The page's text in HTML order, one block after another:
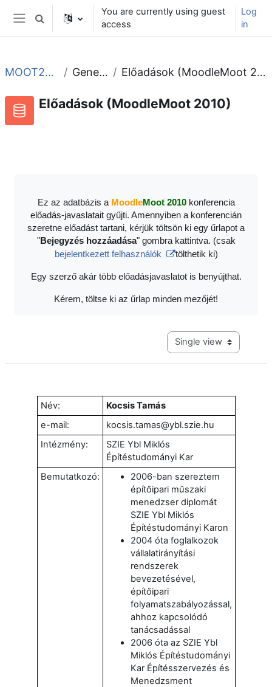
Skip to main content
Side panel
Toggle search input
You are currently using guest
access
Log
in
MOOT2010 General Előadások (MoodleMoot 2010)
Előadások (MoodleMoot 2010)
Ez az adatbázis a MoodleMoot 2010konferencia
előadás-javaslatait gyűjti. Amennyiben a konferencián
szeretne előadást tartani, kérjük töltsön ki egy űrlapot a
"Bejegyzés hozzáadása" gombra kattintva. (csak
bejelentkezett felhasználók
tölthetik ki)
Egy szerző akár több előadásjavaslatot is benyújthat.
Kérem, töltse ki az űrlap minden mezőjét!
View mode tertiary
Név:
Kocsis Tamás
e-mail:
kocsis.tamas@ybl.szie.hu
Intézmény:
SZIE Ybl Miklós
Építéstudományi Kar
Bemutatkozó:
2006-ban szereztem
építőipari műszaki
menedzser diplomát
SZIE Ybl Miklós
Építéstudományi Karon
2004 óta foglalkozok
vállalatirányítási
rendszerek
bevezetésével,
építőipari
folyamatszabályozással,
ahhoz kapcsolódó
tanácsadással
2006 óta az SZIE Ybl
Miklós Építéstudományi
Kar Építésszervezés és
Menedzsment